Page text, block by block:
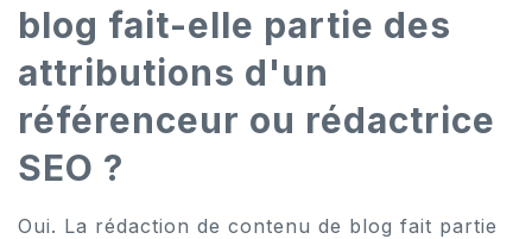
blog fait-elle partie des
attributions d'un
référenceur ou rédactrice
SEO ?
Oui. La rédaction de contenu de blog fait partie